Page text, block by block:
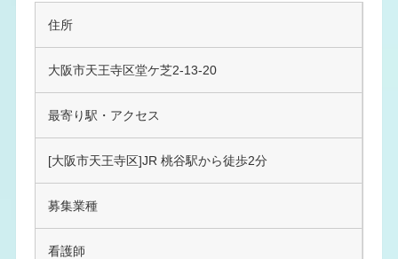
住所
大阪市天王寺区堂ケ芝2-13-20
最寄り駅・アクセス
[大阪市天王寺区]JR 桃谷駅から徒歩2分
募集業種
看護師